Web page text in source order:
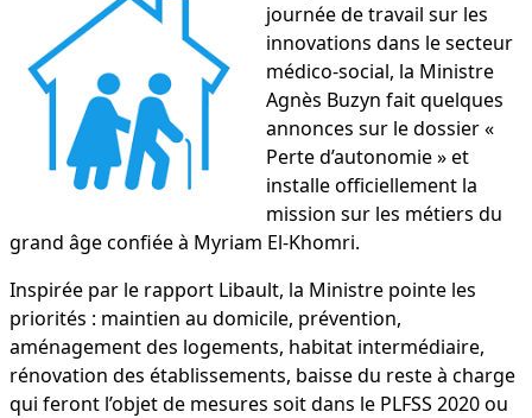
journée de travail sur les
innovations dans le secteur
médico-social, la Ministre
Agnès Buzyn fait quelques
annonces sur le dossier «
Perte d’autonomie » et
installe officiellement la
mission sur les métiers du
grand âge confiée à Myriam El-Khomri.
Inspirée par le rapport Libault, la Ministre pointe les
priorités : maintien au domicile, prévention,
aménagement des logements, habitat intermédiaire,
rénovation des établissements, baisse du reste à charge
qui feront l’objet de mesures soit dans le PLFSS 2020 ou